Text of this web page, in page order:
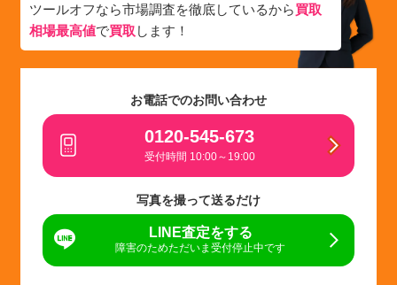
ツールオフなら市場調査を徹底しているから買取
相場最高値で買取 します！
お電話でのお問い合わせ
0120-545-673
受付時間 10:00～19:00
写真を撮って送るだけ
LINE査定をする
障害のためただいま受付停止中です